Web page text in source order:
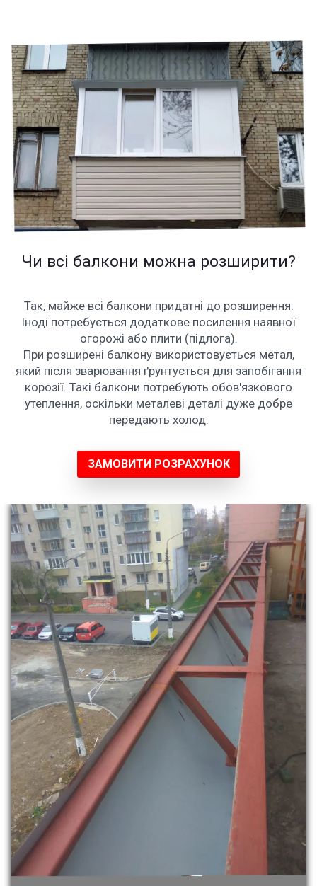
Чи всі балкони можна розширити?
Так, майже всі балкони придатні до розширення.
Іноді потребується додаткове посилення наявної
огорожі або плити (підлога).
При розширені балкону використовується метал,
який після зварювання ґрунтується для запобігання
корозії. Такі балкони потребують обов'язкового
утеплення, оскільки металеві деталі дуже добре
передають холод.
ЗАМОВИТИ РОЗРАХУНОК